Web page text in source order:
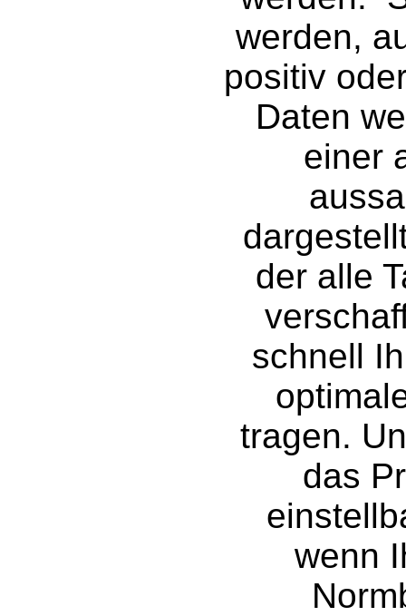
werden,
positiv
Daten
einer
der alle
schnell
tragen.
das
wenn